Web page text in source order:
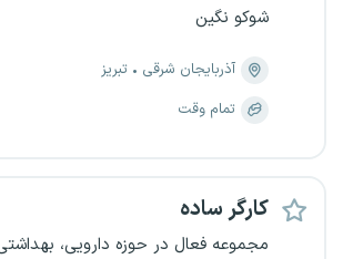
شوکو نگین
آذربایجان شرقی
تبریز
تمام وقت
کارگر ساده
مجموعه فعال در حوزه دارویی،